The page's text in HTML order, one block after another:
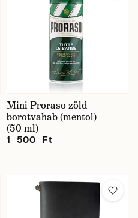
Mini Proraso zöld
borotvahab (mentol)
(50 ml)
1 500 Ft